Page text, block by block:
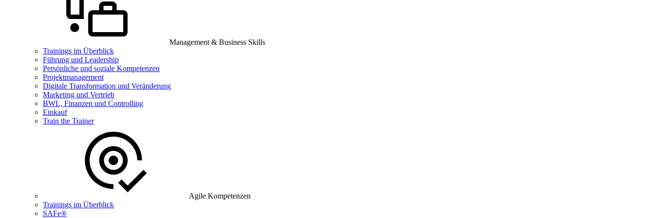
Management & Business Skills
Trainings im Überblick
Führung und Leadership
Persönliche und soziale Kompetenzen
Projektmanagement
Digitale Transformation und Veränderung
Marketing und Vertrieb
BWL, Finanzen und Controlling
Einkauf
Train the Trainer
Agile Kompetenzen
Trainings im Überblick
SAFe®